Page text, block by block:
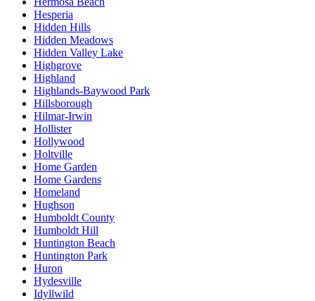
Hesperia
Hidden Hills
Hidden Meadows
Hidden Valley Lake
Highgrove
Highland
Highlands-Baywood Park
Hillsborough
Hilmar-Irwin
Hollister
Hollywood
Holtville
Home Garden
Home Gardens
Homeland
Hughson
Humboldt County
Humboldt Hill
Huntington Beach
Huntington Park
Huron
Hydesville
Idyllwild